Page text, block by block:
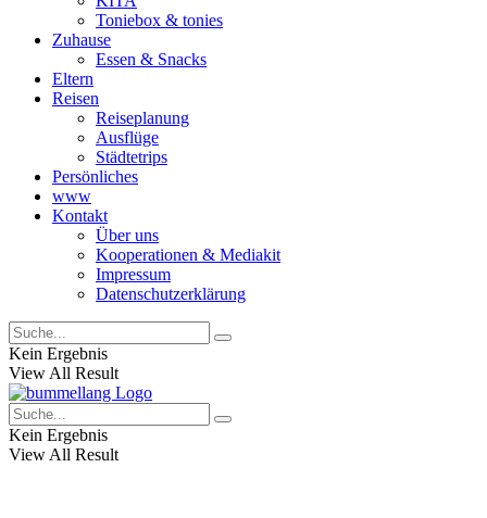
Toniebox & tonies
Zuhause
Essen & Snacks
Eltern
Reisen
Reiseplanung
Ausflüge
Städtetrips
Persönliches
www
Kontakt
Über uns
Kooperationen & Mediakit
Impressum
Datenschutzerklärung
Kein Ergebnis
View All Result
Kein Ergebnis
View All Result